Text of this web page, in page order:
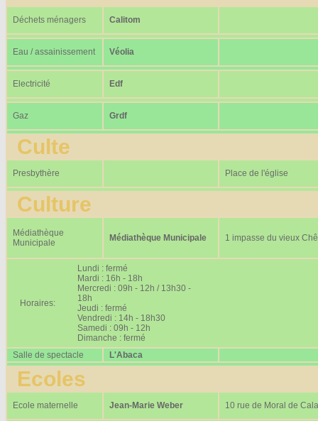
Déchets ménagers Calitom
Eau / assainissement Véolia
Electricité Edf
Gaz Grdf
Culte
Presbythère Place de l'église
Culture
Médiathèque
Municipale
Médiathèque Municipale 1 impasse du vieux
Horaires:
Lundi : fermé
Mardi : 16h - 18h
Mercredi : 09h - 12h / 13h30 -
18h
Jeudi : fermé
Vendredi : 14h - 18h30
Samedi : 09h - 12h
Dimanche : fermé
Salle de spectacle
L'Abaca
Ecoles
Ecole maternelle Jean-Marie Weber 10 rue de Moral de